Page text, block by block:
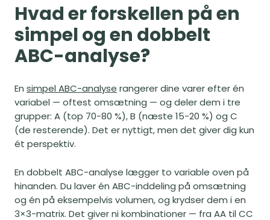
Hvad er forskellen på en
simpel og en dobbelt
ABC-analyse?
En simpel ABC-analyse rangerer dine varer efter én
variabel — oftest omsætning — og deler dem i tre
grupper: A (top 70-80 %), B (næste 15-20 %) og C
(de resterende). Det er nyttigt, men det giver dig kun
ét perspektiv.
En dobbelt ABC-analyse lægger to variable oven på
hinanden. Du laver én ABC-inddeling på omsætning
og én på eksempelvis volumen, og krydser dem i en
3×3-matrix. Det giver ni kombinationer — fra AA til CC